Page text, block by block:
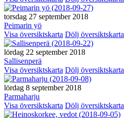
torsdag 27 september 2018
Peimarin yö
Visa översiktskarta Dölj översiktskarta
lördag 22 september 2018
Sallisenperä
Visa översiktskarta Dölj översiktskarta
lördag 8 september 2018
Parmaharju
Visa översiktskarta Dölj översiktskarta